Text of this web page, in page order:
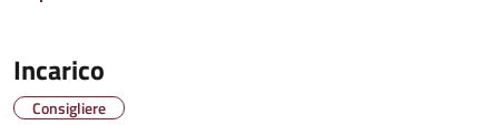
Incarico
Consigliere